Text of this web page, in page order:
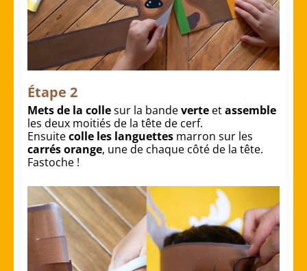
Étape 2
Mets de la collesur la bandeverte etassemble
les deux moitiés de la tête de cerf.
Ensuitecolle les languettes marron sur les
carrés orange, une de chaque côté de la tête.
Fastoche !